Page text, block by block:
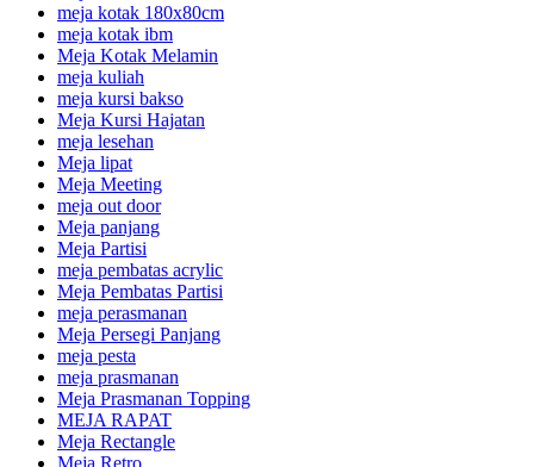
meja kotak 180x80cm
meja kotak ibm
Meja Kotak Melamin
meja kuliah
meja kursi bakso
Meja Kursi Hajatan
meja lesehan
Meja lipat
Meja Meeting
meja out door
Meja panjang
Meja Partisi
meja pembatas acrylic
Meja Pembatas Partisi
meja perasmanan
Meja Persegi Panjang
meja pesta
meja prasmanan
Meja Prasmanan Topping
MEJA RAPAT
Meja Rectangle
Meja Retro